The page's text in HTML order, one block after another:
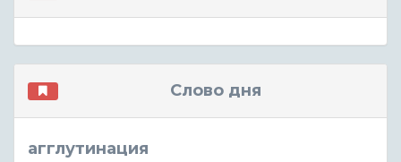
Слово дня
агглутинация